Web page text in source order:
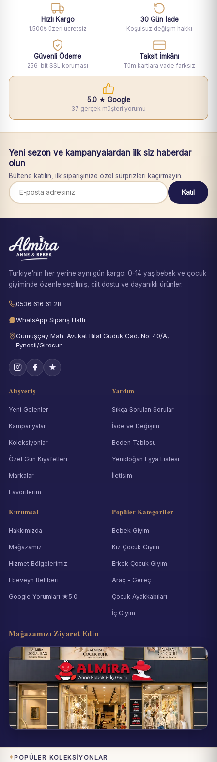
Hızlı Kargo
1.500₺ üzeri ücretsiz
30 Gün İade
Koşulsuz değişim hakkı
Güvenli Ödeme
256-bit SSL koruması
Taksit İmkânı
Tüm kartlara vade farksız
5.0 ★ Google
37 gerçek müşteri yorumu
Yeni sezon ve kampanyalardan ilk siz haberdar
olun
Bültene katılın, ilk siparişinize özel sürprizleri kaçırmayın.
Katıl
Türkiye'nin her yerine aynı gün kargo: 0-14 yaş bebek ve çocuk
giyiminde özenle seçilmiş, cilt dostu ve dayanıklı ürünler.
0536 616 61 28
WhatsApp Sipariş Hattı
Gümüşçay Mah. Avukat Bilal Güdük Cad. No: 40/A,
Eynesil/Giresun
Alışveriş
Yeni Gelenler
Kampanyalar
Koleksiyonlar
Özel Gün Kıyafetleri
Markalar
Favorilerim
Yardım
Sıkça Sorulan Sorular
İade ve Değişim
Beden Tablosu
Yenidoğan Eşya Listesi
İletişim
Kurumsal
Hakkımızda
Mağazamız
Hizmet Bölgelerimiz
Ebeveyn Rehberi
Google Yorumları ★5.0
Popüler Kategoriler
Bebek Giyim
Kız Çocuk Giyim
Erkek Çocuk Giyim
Araç - Gereç
Çocuk Ayakkabıları
İç Giyim
Mağazamızı Ziyaret Edin
Eynesil / Giresun
Pazartesi–Cumartesi 09:00–19:00
POPÜLER KOLEKSIYONLAR